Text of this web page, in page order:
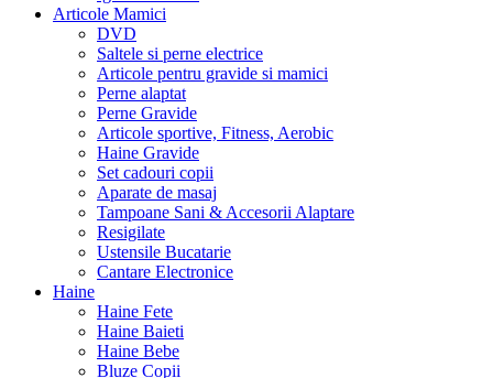
Articole Mamici
DVD
Saltele si perne electrice
Articole pentru gravide si mamici
Perne alaptat
Perne Gravide
Articole sportive, Fitness, Aerobic
Haine Gravide
Set cadouri copii
Aparate de masaj
Tampoane Sani & Accesorii Alaptare
Resigilate
Ustensile Bucatarie
Cantare Electronice
Haine
Haine Fete
Haine Baieti
Haine Bebe
Bluze Copii